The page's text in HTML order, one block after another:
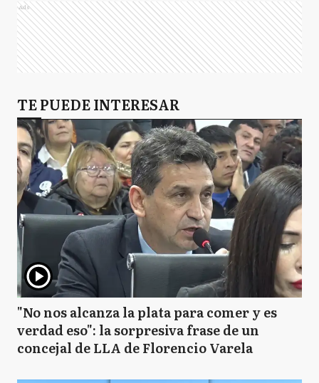
Ads
TE PUEDE INTERESAR
"No nos alcanza la plata para comer y es
verdad eso": la sorpresiva frase de un
concejal de LLA de Florencio Varela